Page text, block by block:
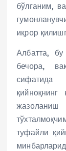
бўлганим,
иқрор
Албатта,
бечора,
сифатида
жазоланиш
туфайли